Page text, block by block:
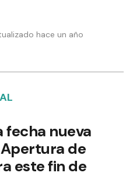
hace un año
fecha nueva
de
este fin de